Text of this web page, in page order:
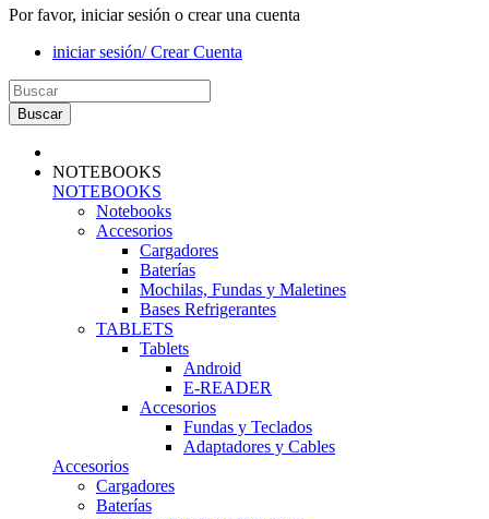
Por favor, iniciar sesión o crear una cuenta
iniciar sesión/ Crear Cuenta
Buscar
NOTEBOOKS
NOTEBOOKS
Notebooks
Accesorios
Cargadores
Baterías
Mochilas, Fundas y Maletines
Bases Refrigerantes
TABLETS
Tablets
Android
E-READER
Accesorios
Fundas y Teclados
Adaptadores y Cables
Accesorios
Cargadores
Baterías